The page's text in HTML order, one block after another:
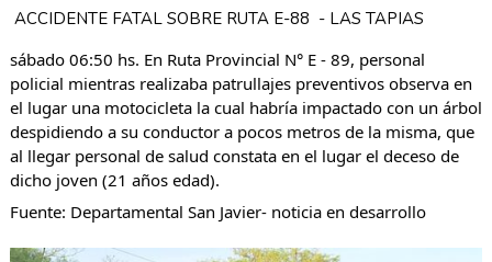
ACCIDENTE FATAL SOBRE RUTA E-88  - LAS TAPIAS
sábado 06:50 hs. En Ruta Provincial N° E - 89, personal
policial mientras realizaba patrullajes preventivos observa en
el lugar una motocicleta la cual habría impactado con un árbol
despidiendo a su conductor a pocos metros de la misma, que
al llegar personal de salud constata en el lugar el deceso de
dicho joven (21 años edad).
Fuente: Departamental San Javier- noticia en desarrollo